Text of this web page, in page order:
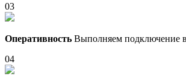
03
Оперативность Выполняем подключение
04